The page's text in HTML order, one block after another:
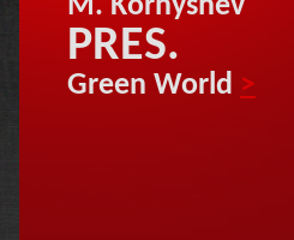
M. Kornyshev
PRES.
Green World >